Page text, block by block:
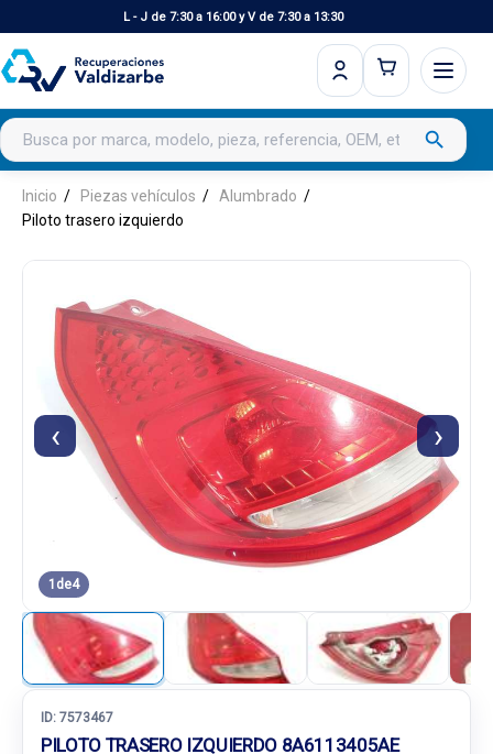
L - J de 7:30 a 16:00 y V de 7:30 a 13:30
Buscar productos search
Inicio Piezas vehículos
Alumbrado
Piloto trasero izquierdo
‹ ›
1 de4
ID: 7573467
PILOTO TRASERO IZQUIERDO 8A6113405AE